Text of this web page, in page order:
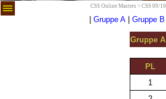
CSS Online Masters > CSS 09/10
Gruppe A| Gruppe B
Gruppe A
PL
1